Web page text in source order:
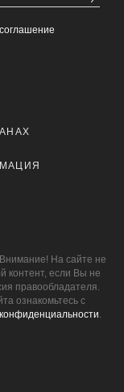
На сайте не
контент, если Вы не
правообладателя.
ознакомьтесь с
.